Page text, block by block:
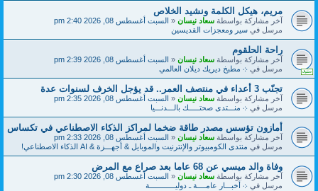
مريم، هيكل الكلمة ونشيد الخلاص
آخر مشاركة بواسطةسعاد نيسان«السبت أغسطس 08, 2026 2:40 pm
مرسل فيسير ومعجزات القديسين
راحة الحلقوم
آخر مشاركة بواسطةسعاد نيسان«السبت أغسطس 08, 2026 2:39 pm
مرسل في܀ مطبخ ديريك ديلان العالمي
تجنّب 3 أعداء في منتصف العمر.. قد يؤجل الخرف لسنوات عدة
آخر مشاركة بواسطةسعاد نيسان«السبت أغسطس 08, 2026 2:35 pm
مرسل في܀ منـــتدى صحتـــــك بالـــدنـــيا
أمازون تؤسس مصدر طاقة ضخما لمراكز الذكاء الاصطناعي في تكساس
آخر مشاركة بواسطةسعاد نيسان«السبت أغسطس 08, 2026 2:33 pm
مرسل فيمنتدى الكومبيوتر والإنترنيت والموبايل & أجهـــزة & AI الذكاء الاصطناعي!
وفاة والد ميسي عن 68 عاما بعد صراع مع المرض
آخر مشاركة بواسطةسعاد نيسان«السبت أغسطس 08, 2026 2:30 pm
مرسل في܀ أخبـــار عامــــة ـ دوليــــــــــــة